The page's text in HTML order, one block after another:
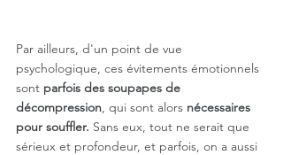
Par ailleurs, d'un point de vue
psychologique, ces évitements émotionnels
sont parfois des soupapes de
décompression, qui sont alors nécessaires
pour souffler. Sans eux, tout ne serait que
sérieux et profondeur, et parfois, on a aussi